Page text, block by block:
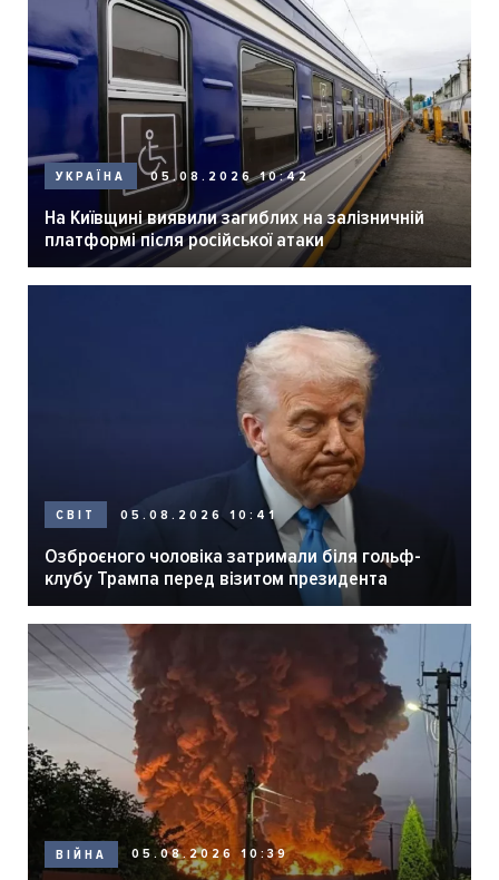
УКРАЇНА 05.08.2026 10:42
На Київщині виявили загиблих на залізничній
платформі після російської атаки
СВІТ 05.08.2026 10:41
Озброєного чоловіка затримали біля гольф-
клубу Трампа перед візитом президента
ВІЙНА 05.08.2026 10:39